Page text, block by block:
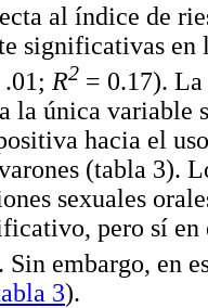
al índice de
significativas en
R2 = 0.17).
la única variable
hacia el
(tabla 3).
sexuales
pero sí en
Sin embargo, en
3).